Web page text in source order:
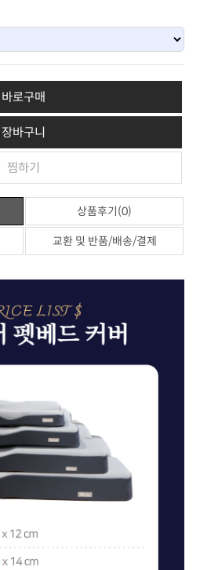
바로구매
장바구니
찜하기
상품후기(0)
교환 및 반품/배송/결제